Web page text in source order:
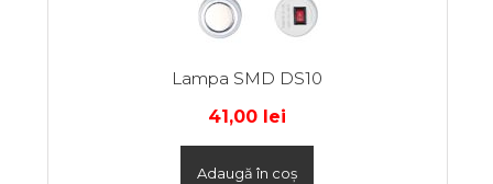
Lampa SMD DS10
41,00 lei
Adaugă în coș